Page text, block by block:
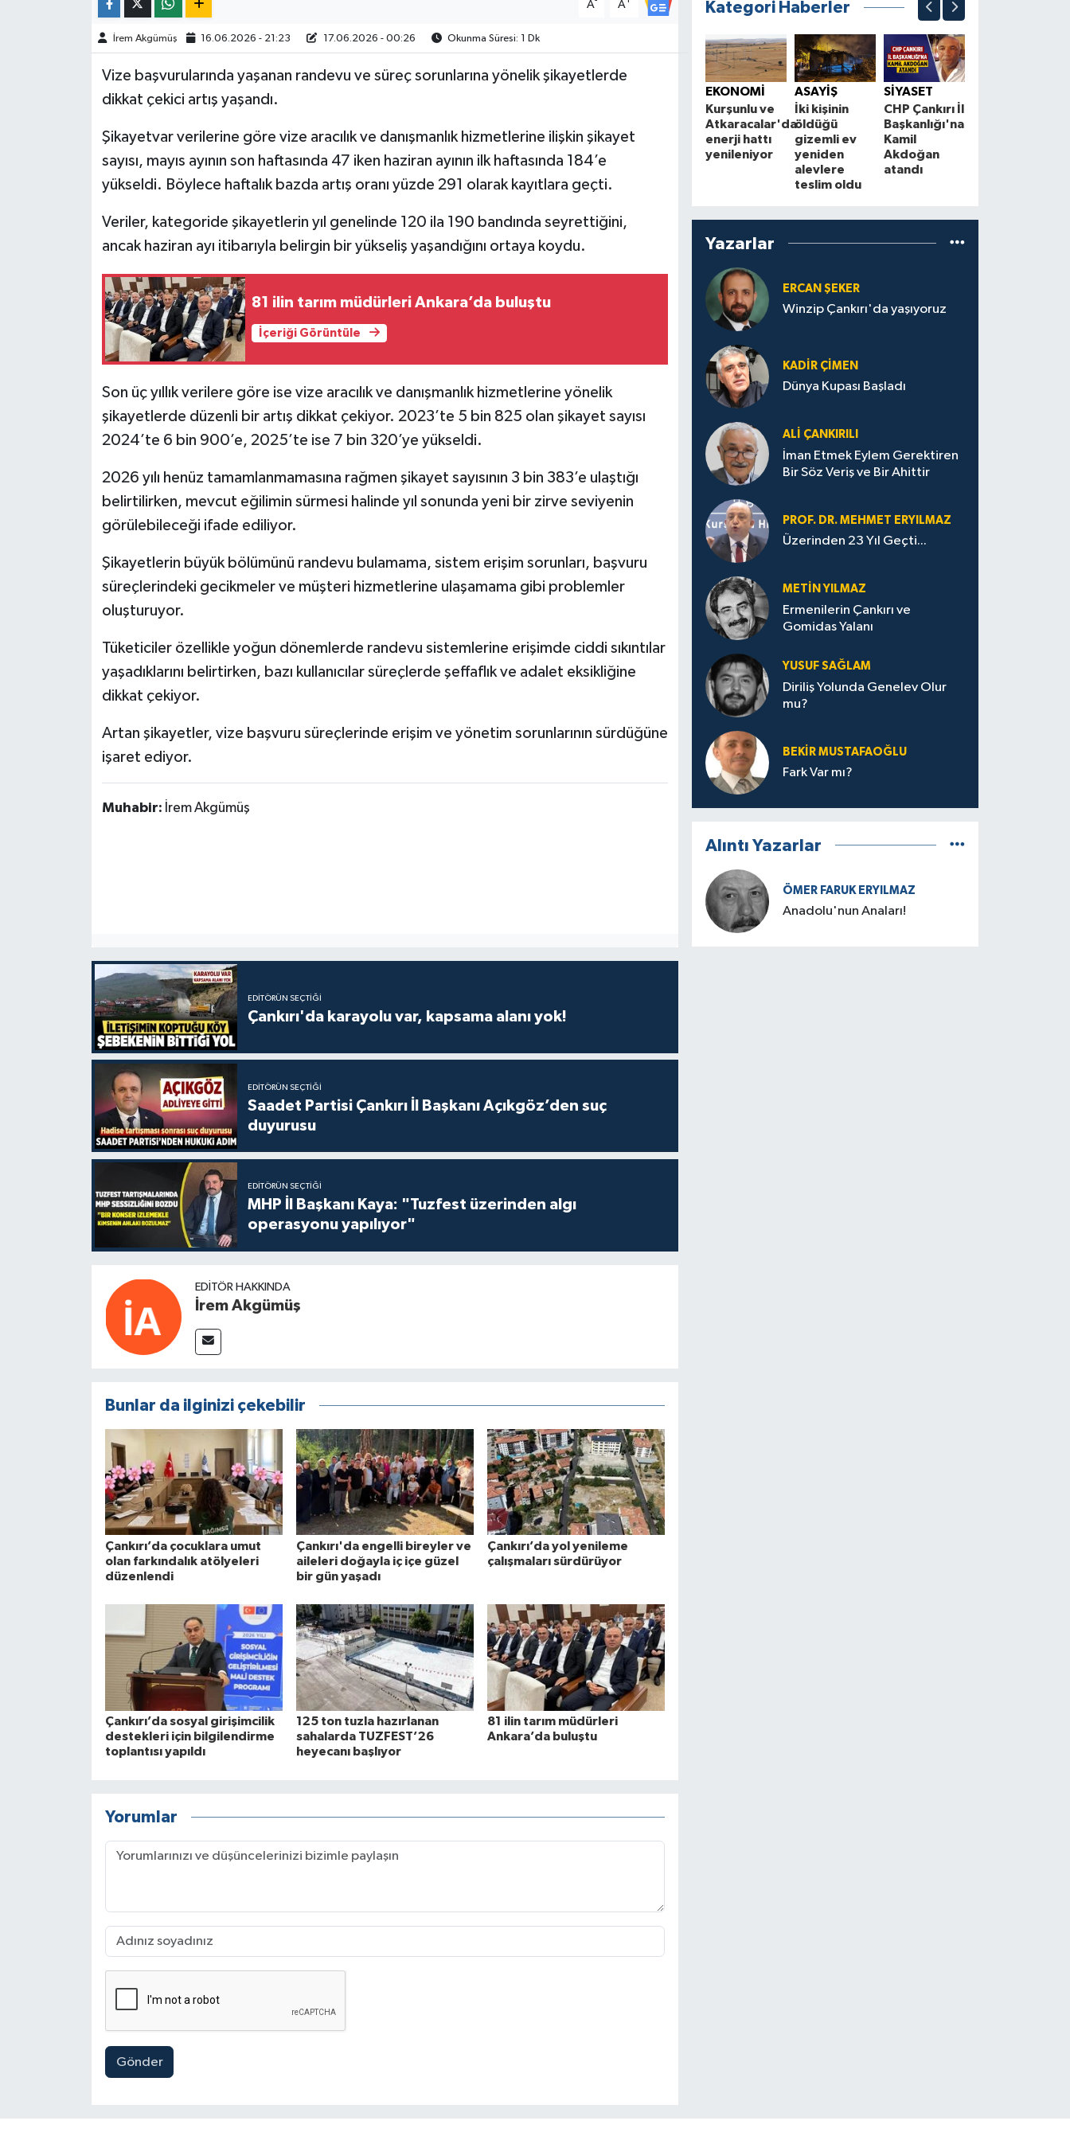
A A
İrem Akgümüş 16.06.2026 - 21:23 17.06.2026 - 00:26 Okunma Süresi: 1 Dk
Vize başvurularında yaşanan randevu ve süreç sorunlarına yönelik şikayetlerde
dikkat çekici artış yaşandı.
Şikayetvar verilerine göre vize aracılık ve danışmanlık hizmetlerine ilişkin şikayet
sayısı, mayıs ayının son haftasında 47 iken haziran ayının ilk haftasında 184’e
yükseldi. Böylece haftalık bazda artış oranı yüzde 291 olarak kayıtlara geçti.
Veriler, kategoride şikayetlerin yıl genelinde 120 ila 190 bandında seyrettiğini,
ancak haziran ayı itibarıyla belirgin bir yükseliş yaşandığını ortaya koydu.
81 ilin tarım müdürleri Ankara’da buluştu
İçeriği Görüntüle
Son üç yıllık verilere göre ise vize aracılık ve danışmanlık hizmetlerine yönelik
şikayetlerde düzenli bir artış dikkat çekiyor. 2023’te 5 bin 825 olan şikayet sayısı
2024’te 6 bin 900’e, 2025’te ise 7 bin 320’ye yükseldi.
2026 yılı henüz tamamlanmamasına rağmen şikayet sayısının 3 bin 383’e ulaştığı
belirtilirken, mevcut eğilimin sürmesi halinde yıl sonunda yeni bir zirve seviyenin
görülebileceği ifade ediliyor.
Şikayetlerin büyük bölümünü randevu bulamama, sistem erişim sorunları, başvuru
süreçlerindeki gecikmeler ve müşteri hizmetlerine ulaşamama gibi problemler
oluşturuyor.
Tüketiciler özellikle yoğun dönemlerde randevu sistemlerine erişimde ciddi sıkıntılar
yaşadıklarını belirtirken, bazı kullanıcılar süreçlerde şeffaflık ve adalet eksikliğine
dikkat çekiyor.
Artan şikayetler, vize başvuru süreçlerinde erişim ve yönetim sorunlarının sürdüğüne
işaret ediyor.
Muhabir: İrem Akgümüş
EDITÖRÜN SEÇTIĞI
Çankırı'da karayolu var, kapsama alanı yok!
EDITÖRÜN SEÇTIĞI
Saadet Partisi Çankırı İl Başkanı Açıkgöz’den suç
duyurusu
EDITÖRÜN SEÇTIĞI
MHP İl Başkanı Kaya: "Tuzfest üzerinden algı
operasyonu yapılıyor"
EDITÖR HAKKINDA
İrem Akgümüş
Bunlar da ilginizi çekebilir
Çankırı’da çocuklara umut
olan farkındalık atölyeleri
düzenlendi
Çankırı'da engelli bireyler ve
aileleri doğayla iç içe güzel
bir gün yaşadı
Çankırı’da yol yenileme
çalışmaları sürdürüyor
Çankırı’da sosyal girişimcilik
destekleri için bilgilendirme
toplantısı yapıldı
125 ton tuzla hazırlanan
sahalarda TUZFEST’26
heyecanı başlıyor
81 ilin tarım müdürleri
Ankara’da buluştu
Yorumlar
Gönder
Kategori Haberler
EKONOMİ
Kurşunlu ve
Atkaracalar'da
enerji hattı
yenileniyor
ASAYİŞ
İki kişinin
öldüğü
gizemli ev
yeniden
alevlere
teslim oldu
SİYASET
CHP Çankırı İl
Başkanlığı'na
Kamil
Akdoğan
atandı
Yazarlar
ERCAN ŞEKER
Winzip Çankırı'da yaşıyoruz
KADIR ÇIMEN
Dünya Kupası Başladı
ALI ÇANKIRILI
İman Etmek Eylem Gerektiren
Bir Söz Veriş ve Bir Ahittir
PROF. DR. MEHMET ERYILMAZ
Üzerinden 23 Yıl Geçti...
METIN YILMAZ
Ermenilerin Çankırı ve
Gomidas Yalanı
YUSUF SAĞLAM
Diriliş Yolunda Genelev Olur
mu?
BEKIR MUSTAFAOĞLU
Fark Var mı?
Alıntı Yazarlar
ÖMER FARUK ERYILMAZ
Anadolu'nun Anaları!
TÜRKİYE